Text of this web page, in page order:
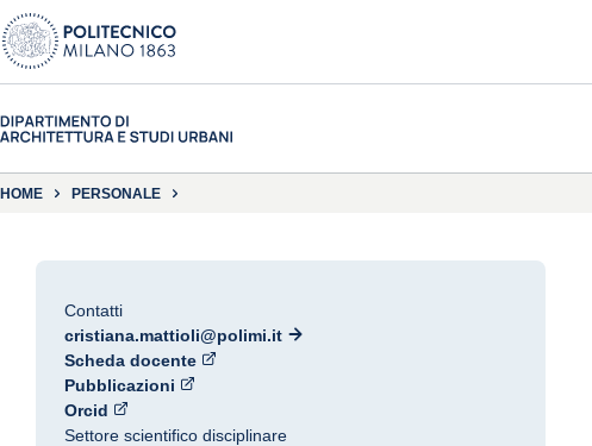
HOME PERSONALE
Contatti
cristiana.mattioli@polimi.it
Scheda docente
Pubblicazioni
Orcid
Settore scientifico disciplinare